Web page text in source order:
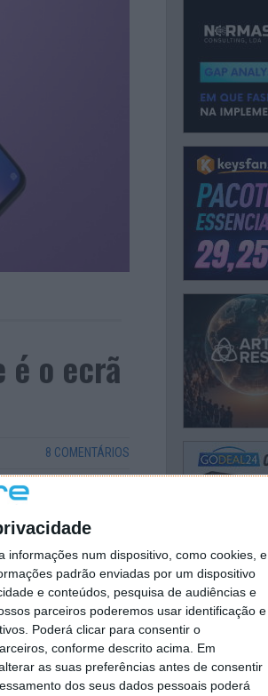
informações num dispositivo, como cookies, e
padrão enviadas por um dispositivo
e conteúdos, pesquisa de audiências e
parceiros poderemos usar identificação e
Poderá clicar para consentir o
conforme descrito acima. Em
as suas preferências antes de consentir
dos seus dados pessoais poderá
é o ecrã
8 COMENTÁRIOS
mais
o estilhaçar
com uma
rir um pouco